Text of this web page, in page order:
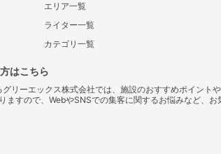
エリア一覧
ライター一覧
カテゴリ一覧
はこちら
リーエックス株式会社では、施設のおすすめポイン
ますので、WebやSNSでの集客に関するお悩みなど、お